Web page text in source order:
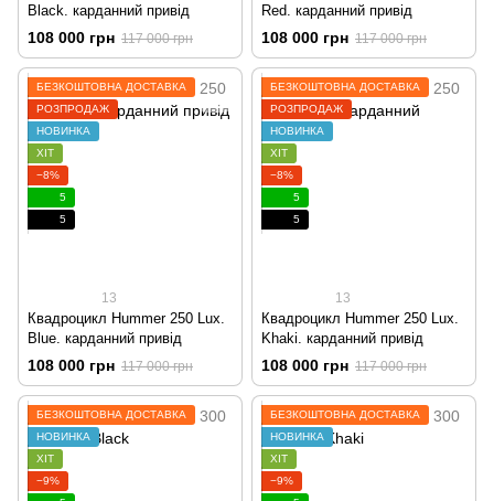
Black. карданний привід
108 000 грн 117 000 грн
Red. карданний привід
108 000 грн 117 000 грн
БЕЗКОШТОВНА ДОСТАВКА
РОЗПРОДАЖ
НОВИНКА
ХІТ
−8%
5
5
13
Квадроцикл Hummer 250 Lux.
Blue. карданний привід
108 000 грн 117 000 грн
БЕЗКОШТОВНА ДОСТАВКА
РОЗПРОДАЖ
НОВИНКА
ХІТ
−8%
5
5
13
Квадроцикл Hummer 250 Lux.
Khaki. карданний привід
108 000 грн 117 000 грн
БЕЗКОШТОВНА ДОСТАВКА
НОВИНКА
ХІТ
−9%
БЕЗКОШТОВНА ДОСТАВКА
НОВИНКА
ХІТ
−9%